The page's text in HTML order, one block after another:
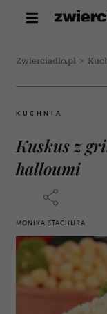
Zwierciadlo.pl >
KUCHNIA
Kuskus z
halloumi
MONIKA STACHURA